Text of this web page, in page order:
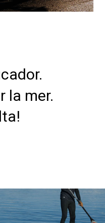
la mer.